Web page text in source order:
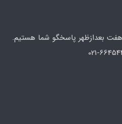
بعدازظهر پاسخگو شما هستیم.